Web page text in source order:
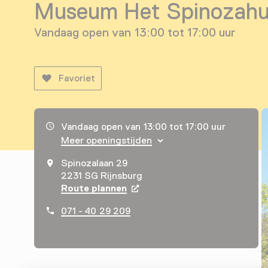
Museum Het
Vandaag open van 13:00 tot 17:00 uur
Favoriet
Openingstijden, adres & telefoonnummer
Vandaag open van 13:00 tot 17:00 uur
Meer openingstijden
Spinozalaan 29
2231 SG Rijnsburg
Route plannen Opent in een nieuw tabblad
071 - 40 29 209